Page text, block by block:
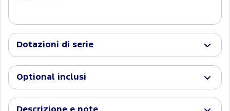
Dotazioni di serie
Optional inclusi